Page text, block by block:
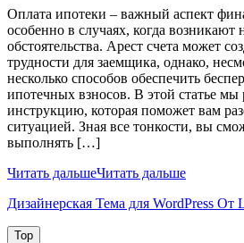
Оплата ипотеки – важный аспект
особенно в случаях, когда возникают
обстоятельства. Арест счета может
трудности для заемщика, однако,
несколько способов обеспечить
ипотечных взносов. В этой статье
инструкцию, которая поможет вам
ситуацией. Зная все тонкости, вы
выполнять […]
Читать дальшеЧитать дальше
Дизайнерская Тема для WordPress От
Top